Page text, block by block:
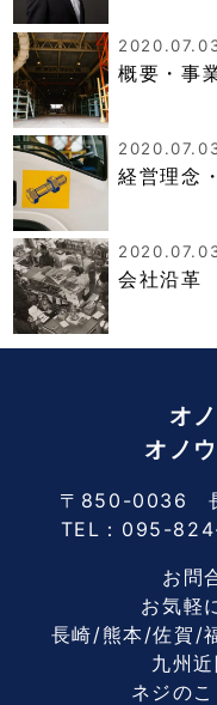
概要・事
経営理念
会社沿革
オ
オノ
〒850-0036 長
TEL： 095-
お問
お気軽
長崎/熊本/佐賀/
九州
ネジの